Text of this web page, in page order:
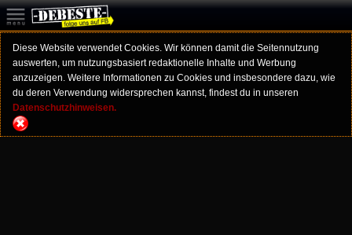
Diese Website verwendet Cookies. Wir können damit die Seitennutzung
auswerten, um nutzungsbasiert redaktionelle Inhalte und Werbung
anzuzeigen. Weitere Informationen zu Cookies und insbesondere dazu, wie
du deren Verwendung widersprechen kannst, findest du in unseren
Datenschutzhinweisen.